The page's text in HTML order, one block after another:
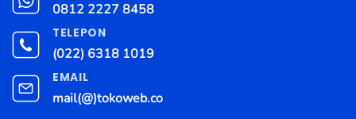
0812 2227 8458
TELEPON
(022) 6318 1019
EMAIL
mail(@)tokoweb.co